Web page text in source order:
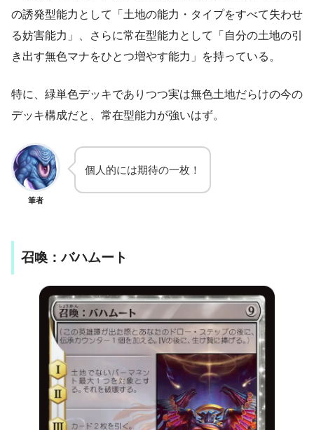
の誘発型能力として「土地の能力・タイプをすべて失わせ
る妨害能力」、さらに常在型能力として「自分の土地の引
き出す無色マナをひとつ増やす能力」を持っている。
特に、緑単色デッキでありつつ実は無色土地だらけの今の
デッキ構成だと、常在型能力が強いはず。
筆者
個人的には期待の一枚！
召喚：バハムート